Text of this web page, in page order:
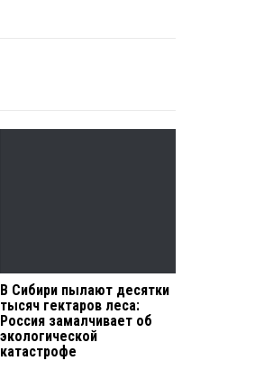
В Сибири пылают десятки
тысяч гектаров леса:
Россия замалчивает об
экологической
катастрофе